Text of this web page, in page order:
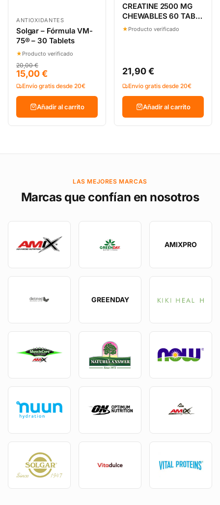
ANTIOXIDANTES
Solgar – Fórmula VM-
75® – 30 Tablets
★ Producto verificado
20,00 €
15,00 €
Envío gratis desde 20€
Añadir al carrito
CREATINE 2500 MG
CHEWABLES 60 TABL
MIX SABORES
★ Producto verificado
21,90 €
Envío gratis desde 20€
Añadir al carrito
LAS MEJORES MARCAS
Marcas que confían en nosotros
AMIXPRO
GREENDAY